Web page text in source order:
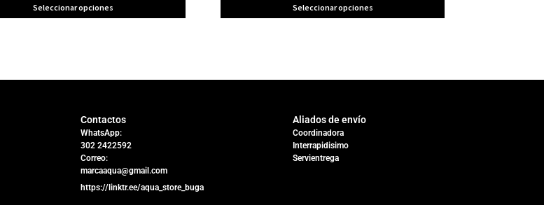
Seleccionar opciones Seleccionar opciones
Contactos
WhatsApp:
302 2422592
Correo:
marcaaqua@gmail.com
https://linktr.ee/aqua_store_buga
Aliados de envío
Coordinadora
Interrapidisimo
Servientrega